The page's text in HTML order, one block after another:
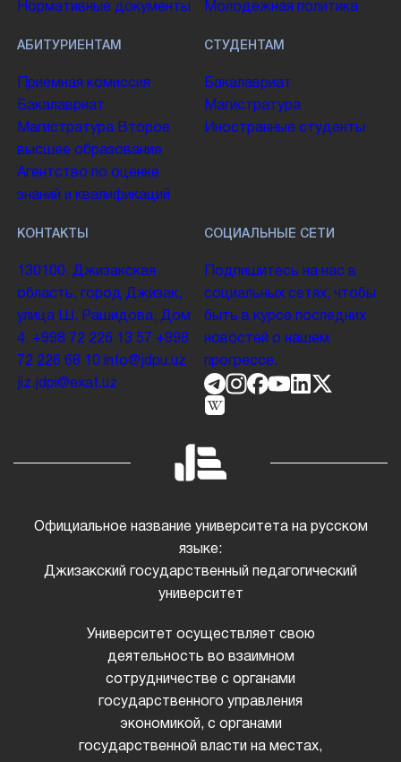
Нормативные документы
Молодежная политика
АБИТУРИЕНТАМ
Приемная комиссия
Бакалавриат
Магистратура Второе
высшее образование
Агентство по оценке
знаний и квалификаций
СТУДЕНТАМ
Бакалавриат
Магистратура
Иностранные студенты
КОНТАКТЫ
130100. Джизакская
область, город Джизак,
улица Ш. Рашидова, Дом
4. +998 72 226 13 57 +998
72 226 68 10
info@jdpu.uz
jiz.jdpi@exat.uz
СОЦИАЛЬНЫЕ СЕТИ
Подпишитесь на нас в
социальных сетях, чтобы
быть в курсе последних
новостей о нашем
прогрессе.
Официальное название университета на русском
языке:
Джизакский государственный педагогический
университет
Университет осуществляет свою
деятельность во взаимном
сотрудничестве с органами
государственного управления
экономикой, с органами
государственной власти на местах,